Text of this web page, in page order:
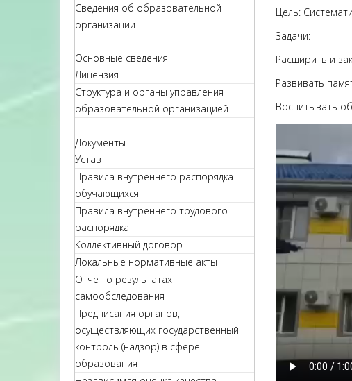
Сведения об образовательной
организации
Основные сведения
Лицензия
Структура и органы управления
образовательной организацией
Документы
Устав
Правила внутреннего распорядка
обучающихся
Правила внутреннего трудового
распорядка
Коллективный договор
Локальные нормативные акты
Отчет о результатах
самообследования
Предписания органов,
осуществляющих государственный
контроль (надзор) в сфере
образования
Цель:
Задачи:
Расширить и
Развивать
Воспитывать